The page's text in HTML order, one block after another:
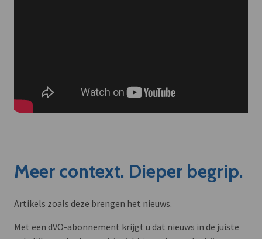
Meer context. Dieper begrip.
Artikels zoals deze brengen het nieuws.
Met een dVO-abonnement krijgt u dat nieuws in de juiste